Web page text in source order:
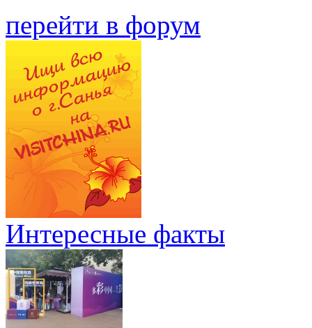
перейти в форум
Интересные факты